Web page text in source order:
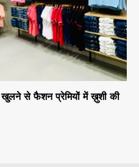
खुलने से फैशन प्रेमियों में ख़ुशी की